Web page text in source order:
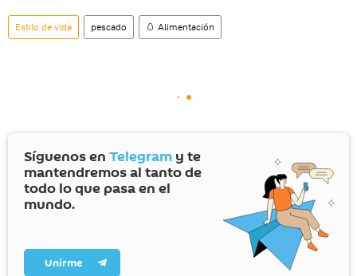
Estilo de vida pescado 🥚 Alimentación
Síguenos en Telegram y te
mantendremos al tanto de
todo lo que pasa en el
mundo.
Unirme